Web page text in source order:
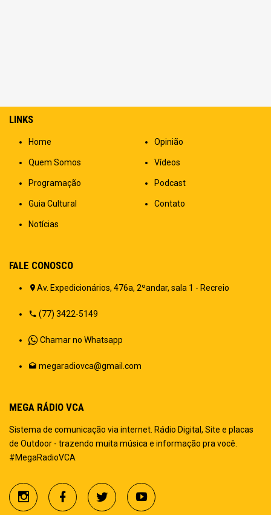
LINKS
Home
Quem Somos
Programação
Guia Cultural
Notícias
Opinião
Vídeos
Podcast
Contato
FALE CONOSCO
Av. Expedicionários, 476a, 2ºandar, sala 1 - Recreio
(77) 3422-5149
Chamar no Whatsapp
megaradiovca@gmail.com
MEGA RÁDIO VCA
Sistema de comunicação via internet. Rádio Digital, Site e placas
de Outdoor - trazendo muita música e informação pra você.
#MegaRadioVCA